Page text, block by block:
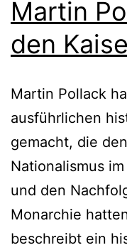
Martin
den
Martin Pollack
ausführlichen
gemacht, die
Nationalismus
und den
Monarchie
beschreibt ein